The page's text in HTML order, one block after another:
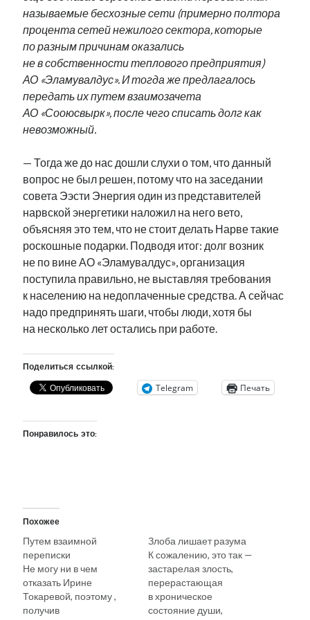
называемые бесхозные сети (примерно полтора
процента сетей нежилого сектора, которые
по разным причинам оказались
не в собственности теплового предприятия)
АО «Эламувалдус». И тогда же предлагалось
передать их путем взаимозачета
АО «Сооюсвырк», после чего списать долг как
невозможный.
— Тогда же до нас дошли слухи о том, что данный
вопрос не был решен, потому что на заседании
совета Ээсти Энергия один из представителей
нарвской энергетики наложил на него вето,
объясняя это тем, что не стоит делать Нарве такие
роскошные подарки. Подводя итог: долг возник
не по вине АО «Эламувалдус», организация
поступила правильно, не выставляя требования
к населению на недоплаченные средства. А сейчас
надо предпринять шаги, чтобы люди, хотя бы
на несколько лет остались при работе.
Поделиться ссылкой:
Telegram Печать
Понравилось это:
Похожее
Путем взаимной
переписки
Не могу ни в чем
отказать Ирине
Токаревой, поэтому ,
получив
Злоба лишает разума
К сожалению, это так —
застарелая злость,
перерастающая
в хроническое
состояние души,